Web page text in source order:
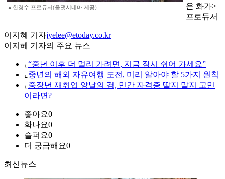
▲한경수 프로듀서(올댓시네마 제공)
은 화가>
프로듀서
이지혜 기자jyelee@etoday.co.kr
이지혜 기자의 주요 뉴스
⌞ “중년 이후 더 멀리 가려면, 지금 잠시 쉬어 가세요”
⌞ 중년의 해외 자유여행 도전, 미리 알아야 할 5가지 원칙
⌞ 중장년 재취업 양날의 검, 민간 자격증 딸지 말지 고민
이라면?
좋아요0
화나요0
슬퍼요0
더 궁금해요0
최신뉴스